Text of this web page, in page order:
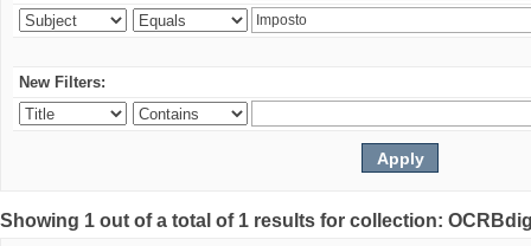
New Filters:
Showing 1 out of a total of 1 results for collection: